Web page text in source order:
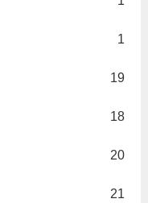
1
19
18
20
21